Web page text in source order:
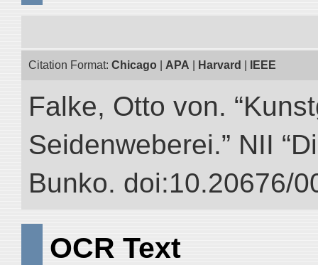
Citation Format: Chicago APA Harvard IEEE
Falke, Otto von.
Seidenweberei.” NII
Bunko. doi:10.20676/
OCR Text